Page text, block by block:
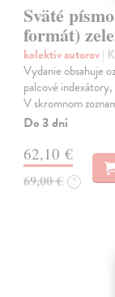
Sväté
formát)
kolektív autorov|
Vydanie obsahuje
palcové
V skromnom
Do 3 dní
62,10 €
69,00 € ?